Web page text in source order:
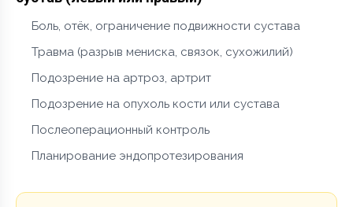
Боль, отёк, ограничение подвижности сустава
Травма (разрыв мениска, связок, сухожилий)
Подозрение на артроз, артрит
Подозрение на опухоль кости или сустава
Послеоперационный контроль
Планирование эндопротезирования